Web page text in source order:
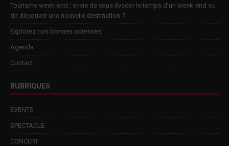
Tourisme week-end : envie de vous évader le temps d’un week-end ou
de découvrir une nouvelle destination ?
Explorez nos bonnes adresses
Agenda
Contact
RUBRIQUES
EVENTS
SPECTACLE
CONCERT